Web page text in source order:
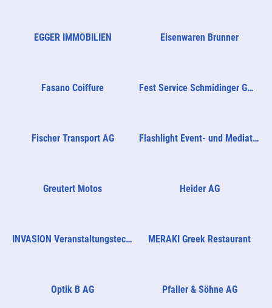
EGGER IMMOBILIEN Eisenwaren Brunner
Fasano Coiffure Fest Service Schmidinger GmbH
Fischer Transport AG Flashlight Event- und Mediatechnik AG
Greutert Motos Heider AG
INVASION Veranstaltungstechnik GmbH MERAKI Greek Restaurant
Optik B AG Pfaller & Söhne AG